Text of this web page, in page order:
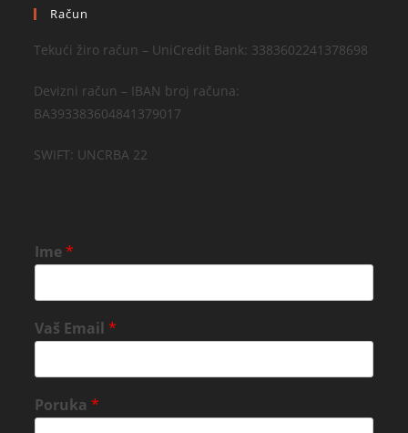
Račun
Tekući žiro račun – UniCredit Bank: 3383602241378698
Devizni račun – IBAN broj računa:
BA393383604841379017
SWIFT: UNCRBA 22
Ime*
Vaš Email*
Poruka*